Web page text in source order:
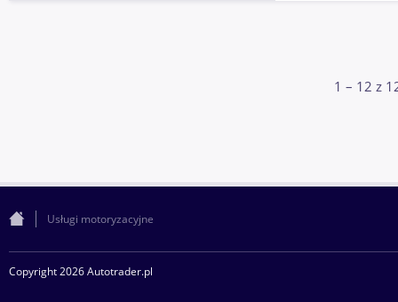
1 – 12 z
Usługi motoryzacyjne
Copyright 2026 Autotrader.pl